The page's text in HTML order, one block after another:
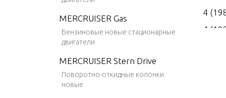
MERCRUISER Gas
Бензиновые новые стационарные
двигатели
MERCRUISER Stern Drive
Поворотно-откидные колонки
новые
4
4